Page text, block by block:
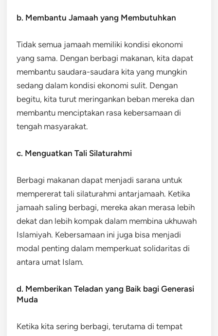
b. Membantu Jamaah yang Membutuhkan
Tidak semua jamaah memiliki kondisi ekonomi
yang sama. Dengan berbagi makanan, kita dapat
membantu saudara-saudara kita yang mungkin
sedang dalam kondisi ekonomi sulit. Dengan
begitu, kita turut meringankan beban mereka dan
membantu menciptakan rasa kebersamaan di
tengah masyarakat.
c. Menguatkan Tali Silaturahmi
Berbagi makanan dapat menjadi sarana untuk
mempererat tali silaturahmi antarjamaah. Ketika
jamaah saling berbagi, mereka akan merasa lebih
dekat dan lebih kompak dalam membina ukhuwah
Islamiyah. Kebersamaan ini juga bisa menjadi
modal penting dalam memperkuat solidaritas di
antara umat Islam.
d. Memberikan Teladan yang Baik bagi Generasi
Muda
Ketika kita sering berbagi, terutama di tempat